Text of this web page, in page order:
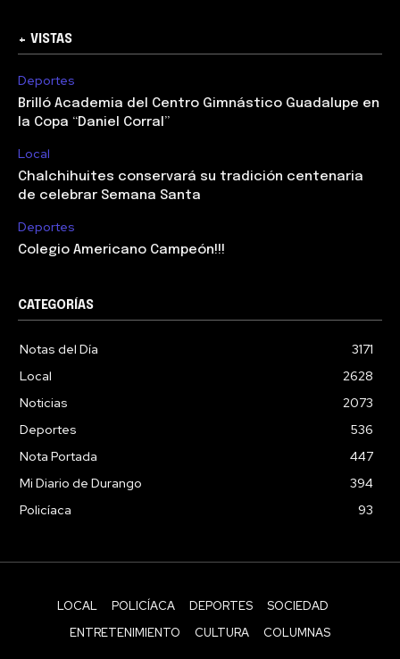
+ VISTAS
Deportes
Brilló Academia del Centro Gimnástico Guadalupe en
la Copa “Daniel Corral”
Local
Chalchihuites conservará su tradición centenaria
de celebrar Semana Santa
Deportes
Colegio Americano Campeón!!!
CATEGORÍAS
Notas del Día
3171
Local
2628
Noticias
2073
Deportes
536
Nota Portada
447
Mi Diario de Durango
394
Policíaca
93
LOCAL POLICÍACA DEPORTES
SOCIEDAD
ENTRETENIMIENTO
CULTURA COLUMNAS